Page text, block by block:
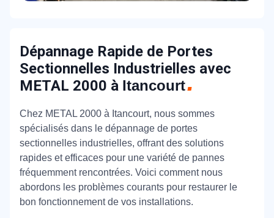
Dépannage Rapide de Portes
Sectionnelles Industrielles avec
METAL 2000 à Itancourt
Chez METAL 2000 à Itancourt, nous sommes
spécialisés dans le dépannage de portes
sectionnelles industrielles, offrant des solutions
rapides et efficaces pour une variété de pannes
fréquemment rencontrées. Voici comment nous
abordons les problèmes courants pour restaurer le
bon fonctionnement de vos installations.